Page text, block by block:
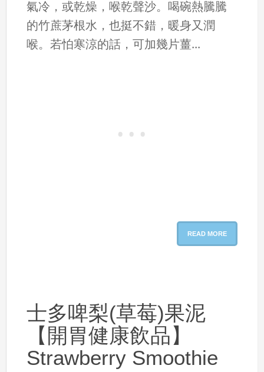
氣冷，或乾燥，喉乾聲沙。喝碗熱騰騰
的竹蔗茅根水，也挺不錯，暖身又潤
喉。若怕寒涼的話，可加幾片薑...
READ MORE
士多啤梨(草莓)果泥
【開胃健康飲品】
Strawberry Smoothie